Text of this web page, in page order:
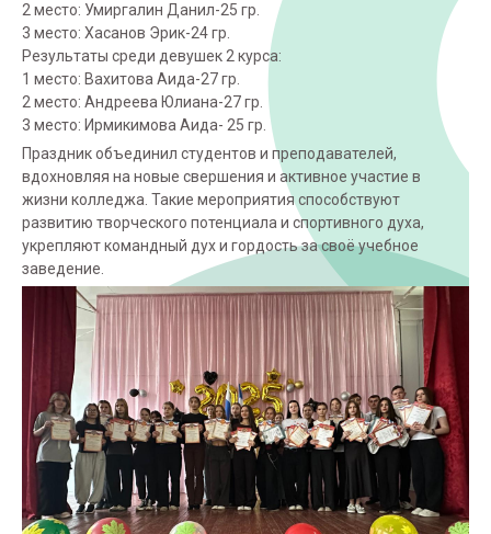
2 место: Умиргалин Данил-25 гр.
3 место: Хасанов Эрик-24 гр.
Результаты среди девушек 2 курса:
1 место: Вахитова Аида-27 гр.
2 место: Андреева Юлиана-27 гр.
3 место: Ирмикимова Аида- 25 гр.
Праздник объединил студентов и преподавателей,
вдохновляя на новые свершения и активное участие в
жизни колледжа. Такие мероприятия способствуют
развитию творческого потенциала и спортивного духа,
укрепляют командный дух и гордость за своё учебное
заведение.